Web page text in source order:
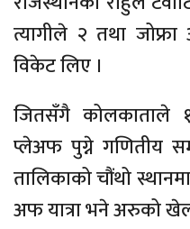
त्यागीले २ तथा
विकेट लिए ।
जितसँगै
प्लेअफ पुग्ने गणितीय
तालिकाको चौंथो
अफ यात्रा भने अरुको